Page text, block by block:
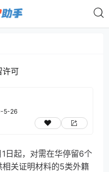
许可
5-26
起，对需在华停留6个
关证明材料的5类外籍